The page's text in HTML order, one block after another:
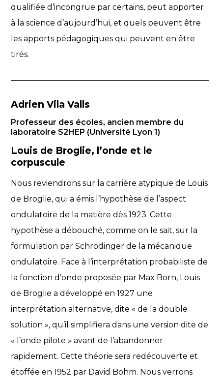
qualifiée d’incongrue par certains, peut apporter
à la science d’aujourd’hui, et quels peuvent être
les apports pédagogiques qui peuvent en être
tirés.
Adrien Vila Valls
Professeur des écoles, ancien membre du
laboratoire S2HEP (Université Lyon 1)
Louis de Broglie, l’onde et le
corpuscule
Nous reviendrons sur la carrière atypique de Louis
de Broglie, qui a émis l’hypothèse de l’aspect
ondulatoire de la matière dès 1923. Cette
hypothèse a débouché, comme on le sait, sur la
formulation par Schrödinger de la mécanique
ondulatoire. Face à l’interprétation probabiliste de
la fonction d’onde proposée par Max Born, Louis
de Broglie a développé en 1927 une
interprétation alternative, dite « de la double
solution », qu’il simplifiera dans une version dite de
« l’onde pilote » avant de l’abandonner
rapidement. Cette théorie sera redécouverte et
étoffée en 1952 par David Bohm. Nous verrons